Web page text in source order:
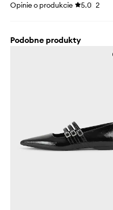
Opinie o produkcie 5.0 2
Podobne produkty